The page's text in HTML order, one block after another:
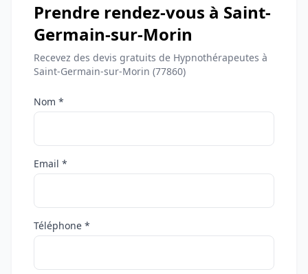
Prendre rendez-vous à Saint-
Germain-sur-Morin
Recevez des devis gratuits de Hypnothérapeutes à
Saint-Germain-sur-Morin (77860)
Nom *
Email *
Téléphone *